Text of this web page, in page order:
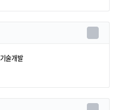
술개발